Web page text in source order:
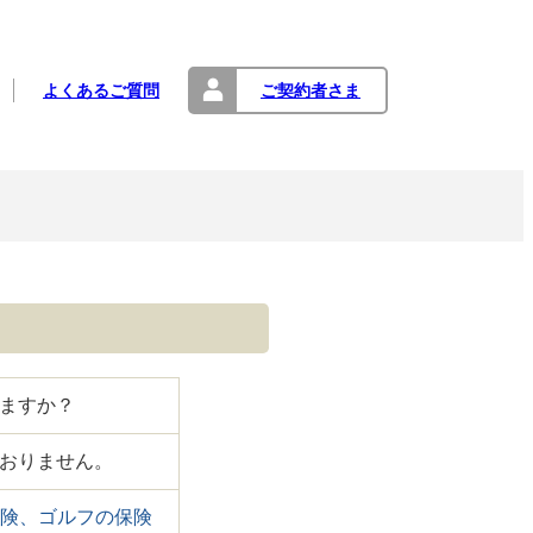
よくあるご質問 ご契約者さま
すか？
りません。
、ゴルフの保険